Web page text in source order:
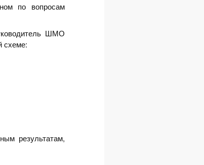
по вопросам
ШМО
схеме:
результатам,